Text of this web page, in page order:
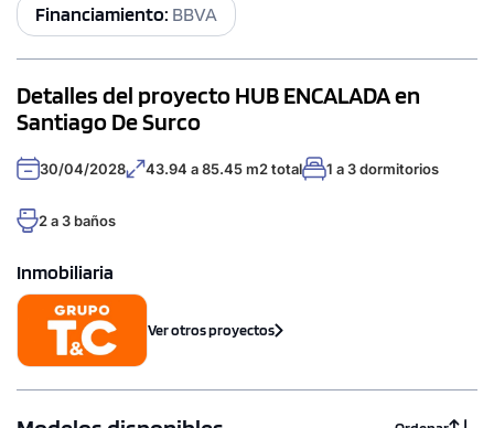
Financiamiento: BBVA
Detalles del proyecto HUB ENCALADA en
Santiago De Surco
30/04/2028 43.94 a 85.45 m2 total 1 a 3 dormitorios
2 a 3 baños
Inmobiliaria
Ver otros proyectos